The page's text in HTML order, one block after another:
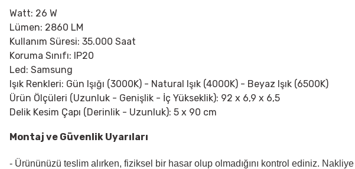
Watt: 26 W
Lümen: 2860 LM
Kullanım Süresi: 35.000 Saat
Koruma Sınıfı: IP20
Led: Samsung
Işık Renkleri: Gün Işığı (3000K) - Natural Işık (4000K) - Beyaz Işık (6500K)
Ürün Ölçüleri (Uzunluk - Genişlik - İç Yükseklik): 92 x 6,9 x 6,5
Delik Kesim Çapı (Derinlik - Uzunluk): 5 x 90 cm
Montaj ve Güvenlik Uyarıları
- Ürününüzü teslim alırken, fiziksel bir hasar olup olmadığını kontrol ediniz.